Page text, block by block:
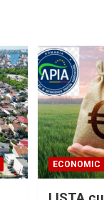
ECONOMIC